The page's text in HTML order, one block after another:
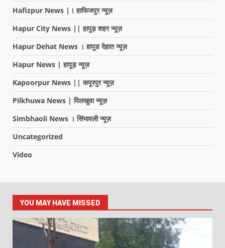
Hafizpur News |। हाफिजपुर न्यूज़
Hapur City News || हापुड़ शहर न्यूज़
Hapur Dehat News । हापुड देहात न्यूज़
Hapur News | हापुड़ न्यूज़
Kapoorpur News || कपूरपुर न्यूज़
Pilkhuwa News | पिलखुवा न्यूज़
Simbhaoli News । सिंभावली न्यूज़
Uncategorized
Video
YOU MAY HAVE MISSED